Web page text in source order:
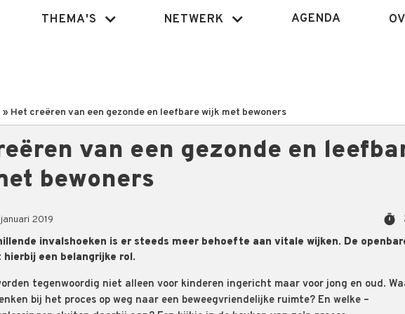
THEMA'S NETWERK AGENDA
Het creëren van een gezonde en leefbare wijk met bewoners
van een gezonde en
bewoners
2019 timer
invalshoeken is er steeds meer behoefte aan vitale wijken. De
een belangrijke rol.
tegenwoordig niet alleen voor kinderen ingericht maar voor jong en oud.
bij het proces op weg naar een beweegvriendelijke ruimte? En welke –